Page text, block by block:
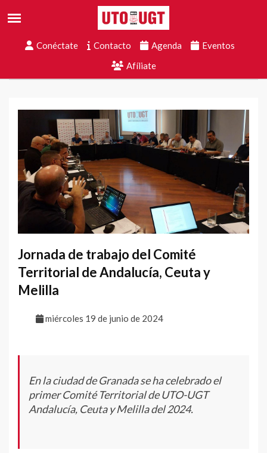
Conéctate Contacto Agenda
Eventos
Afíliate
Jornada de trabajo del Comité
Territorial de Andalucía, Ceuta y
Melilla
miércoles 19 de junio de 2024
En la ciudad de Granada se ha celebrado el
primer Comité Territorial de UTO-UGT
Andalucía, Ceuta y Melilla del 2024.